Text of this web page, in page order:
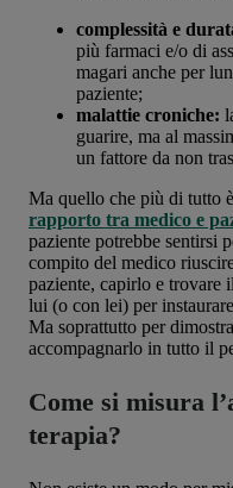
complessità e
più farmaci e/o di
magari anche per
paziente;
malattie croniche:
guarire, ma al
un fattore da non
Ma quello che più di tutto
rapporto tra medico e
paziente potrebbe sentirsi
compito del medico
paziente, capirlo e trovare
lui (o con lei) per
Ma soprattutto per
accompagnarlo in tutto il
Come si misura
terapia?